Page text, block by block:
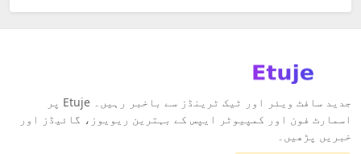
جدید سافٹ ویئر اور ٹیک ٹرینڈز سے باخبر رہیں۔ Etuje پر
اسمارٹ فون اور کمپیوٹر ایپس کے بہترین ریویوز، گائیڈز اور
خبریں پڑھیں۔